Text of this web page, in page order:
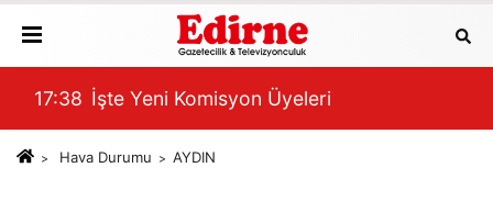
17:38 İşte Yeni Komisyon Üyeleri
Hava Durumu AYDIN